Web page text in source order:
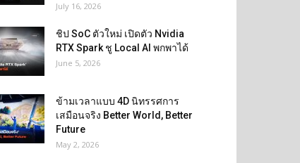
July 16, 2026
ชิป SoC ตัวใหม่ เปิดตัว Nvidia
RTX Spark ชู Local AI พกพาได้
June 5, 2026
ข้ามเวลาแบบ 4D นิทรรศการ
เสมือนจริง Better World, Better
Future
May 2, 2026